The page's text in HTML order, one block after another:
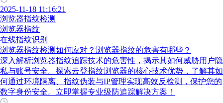
2025-11-18 11:16:21
浏览器指纹检测
浏览器指纹
在线指纹识别
浏览器指纹检测如何应对？浏览器指纹的危害有哪些？
深入解析浏览器指纹追踪技术的危害性，揭示其如何威胁用户隐
私与账号安全。探索云登指纹浏览器的核心技术优势，了解其如
何通过环境隔离、指纹伪装与IP管理实现高效反检测，保护您的
数字身份安全。立即掌握专业级防追踪解决方案！